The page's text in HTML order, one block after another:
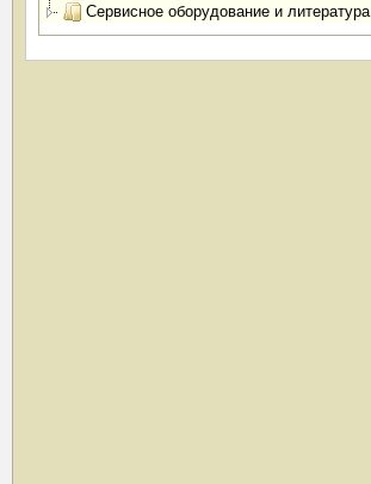
Сервисное оборудование и литература